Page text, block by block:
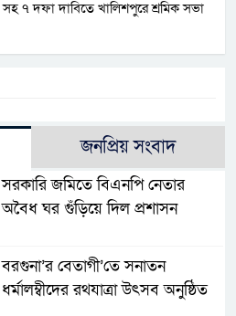
সহ ৭ দফা দাবিতে খালিশপুরে শ্রমিক সভা
জনপ্রিয় সংবাদ
সরকারি জমিতে বিএনপি নেতার
অবৈধ ঘর গুঁড়িয়ে দিল প্রশাসন
বরগুনা’র বেতাগী’তে সনাতন
ধর্মালম্বীদের রথযাত্রা উৎসব অনুষ্ঠিত